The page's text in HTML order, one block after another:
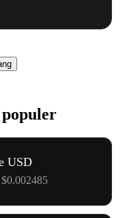
USD